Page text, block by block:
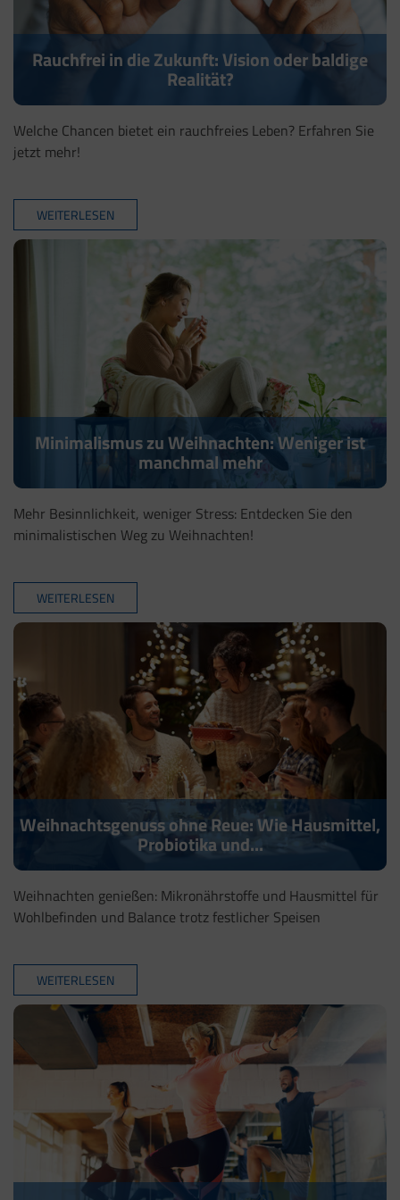
Rauchfrei in die Zukunft: Vision oder baldige
Realität?
Welche Chancen bietet ein rauchfreies Leben? Erfahren Sie
jetzt mehr!
WEITERLESEN
Minimalismus zu Weihnachten: Weniger ist
manchmal mehr
Mehr Besinnlichkeit, weniger Stress: Entdecken Sie den
minimalistischen Weg zu Weihnachten!
WEITERLESEN
Weihnachtsgenuss ohne Reue: Wie Hausmittel,
Probiotika und...
Weihnachten genießen: Mikronährstoffe und Hausmittel für
Wohlbefinden und Balance trotz festlicher Speisen
WEITERLESEN